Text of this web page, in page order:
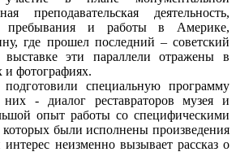
преподавательская деятельность,
пребывания и работы в Америке,
где прошел последний – советский
эти параллели отражены в
и фотографиях.
специальную программу
- диалог реставраторов музея и
опыт работы со специфическими
которых были исполнены произведения
неизменно вызывает рассказ о